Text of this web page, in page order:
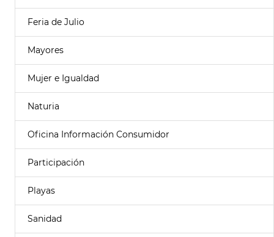
Feria de Julio
Mayores
Mujer e Igualdad
Naturia
Oficina Información Consumidor
Participación
Playas
Sanidad